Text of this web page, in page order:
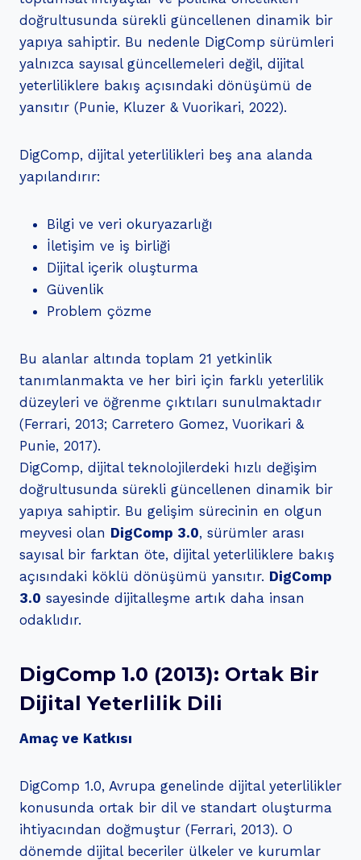
doğrultusunda sürekli güncellenen dinamik bir
yapıya sahiptir. Bu nedenle DigComp sürümleri
yalnızca sayısal güncellemeleri değil, dijital
yeterliliklere bakış açısındaki dönüşümü de
yansıtır (Punie, Kluzer & Vuorikari, 2022).
DigComp, dijital yeterlilikleri beş ana alanda
yapılandırır:
Bilgi ve veri okuryazarlığı
İletişim ve iş birliği
Dijital içerik oluşturma
Güvenlik
Problem çözme
Bu alanlar altında toplam 21 yetkinlik
tanımlanmakta ve her biri için farklı yeterlilik
düzeyleri ve öğrenme çıktıları sunulmaktadır
(Ferrari, 2013; Carretero Gomez, Vuorikari &
Punie, 2017).
DigComp, dijital teknolojilerdeki hızlı değişim
doğrultusunda sürekli güncellenen dinamik bir
yapıya sahiptir. Bu gelişim sürecinin en olgun
meyvesi olan DigComp 3.0, sürümler arası
sayısal bir farktan öte, dijital yeterliliklere bakış
açısındaki köklü dönüşümü yansıtır. DigComp
3.0 sayesinde dijitalleşme artık daha insan
odaklıdır.
DigComp 1.0 (2013): Ortak Bir
Dijital Yeterlilik Dili
Amaç ve Katkısı
DigComp 1.0, Avrupa genelinde dijital yeterlilikler
konusunda ortak bir dil ve standart oluşturma
ihtiyacından doğmuştur (Ferrari, 2013). O
dönemde dijital beceriler ülkeler ve kurumlar